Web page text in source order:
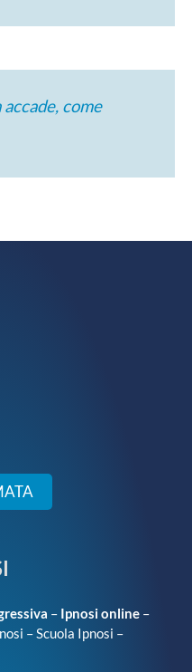
accade, come
– Ipnosi online –
–Scuola Ipnosi –